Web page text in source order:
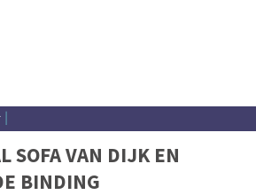
SOFA VAN DIJK EN
BINDING